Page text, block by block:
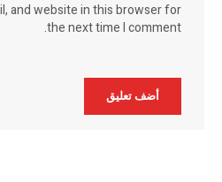
and website in this browser for
the next time I comment.